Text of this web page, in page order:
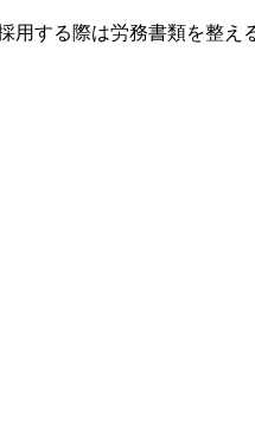
する際は労務書類を整え